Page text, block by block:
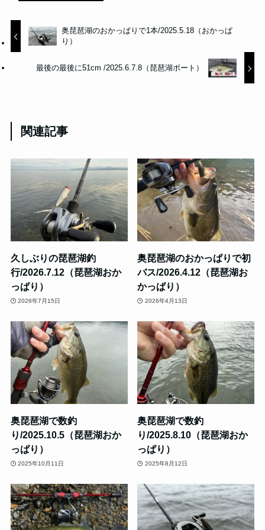
奥琵琶湖のおかっぱりで1本/2025.5.18（おかっぱ
り）
最後の最後に51cm /2025.6.7.8（琵琶湖ボート）
関連記事
久しぶりの琵琶湖釣
行/2026.7.12（琵琶湖おか
っぱり）
2026年7月15日
奥琵琶湖のおかっぱりで初
バス/2026.4.12（琵琶湖お
かっぱり）
2026年4月13日
奥琵琶湖で数釣
り/2025.10.5（琵琶湖おか
っぱり）
2025年10月11日
奥琵琶湖で数釣
り/2025.8.10（琵琶湖おか
っぱり）
2025年8月12日